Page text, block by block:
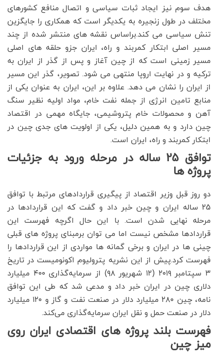
هدف سوم نیز ایجاد ثبات سیاسی و اتصال منافع کشورهای
مختلف در طول زنجیره به یکدیگر است که همکاری را جایگزین
تنش سیاسی می کند.براساس نقشه های منتشر شده از چند
مسیر اصلی ابتکار کمربند و راه، ایران جزو حلقه های اصلی
مسیر زمینی است که از چین آغاز و پس از گذر از ایران به
ترکیه و در نهایت اروپا منتهی می شود. تصویر، گذر این مسیر
از ایران را نشان می دهد. علاوه بر این، ایران به عنوان یکی از
منابع تامین انرژی از جمله نفت خام، مواد اولیه نظیر سنگ
آهن و محصولات خام پتروشیمی، جایگاه مهمی در اقتصاد
چین دارد و به همین دلیل، یکی از اولویت های جدی چین در
ابتکار کمربند و راه، ایران است.
توافق 25 ساله در مرحله ورود به جزئیات
پروژه ها
دو روز قبل وزیر اقتصاد از پیگیری قراردادهای مرتبط با توافق
25 ساله ایران و چین خبر داد و گفت که این قراردادها در
مرحله نهایی شدن است. با این حال اگرچه فهرست این
قراردادها مشخص نیست اما می توان برمبنای پروژه های قبلی
چینی ها در ایران و برخی گمانه ها مواردی از این قراردادها را
فهرست کرد.پیش از این نشریه پترولیوم اکونومیست در تاریخ
۳ سپتامبر ۲۰۱۹ (۱۲ شهریور ۹۸) از سرمایه‌گذاری ۴۰۰ میلیارد
دلاری چین در ایران خبر داد و مدعی شد که طی این توافق
نامه، چین ۲۸۰ میلیارد دلار در صنعت نفت و گاز و ۱۲۰ میلیارد
دلار در صنعت حمل و نقل ایران سرمایه‌گذاری می‌کند.
فهرست بلند پروژه های اقتصادی ایران روی
میز چین